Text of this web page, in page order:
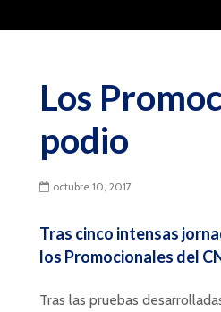
Los
podio
octubre 10, 2017
Tras cinco intensas
los Promocionales del
Tras las pruebas